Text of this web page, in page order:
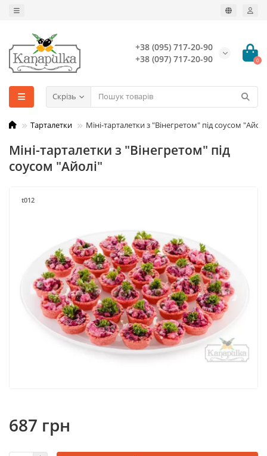
+38 (095) 717-20-90
+38 (097) 717-20-90
0
Скрізь
Тарталетки Міні-тарталетки з "Вінегретом" під соусом
Міні-тарталетки з "Вінегретом" під
соусом "Айолі"
t012
687 грн